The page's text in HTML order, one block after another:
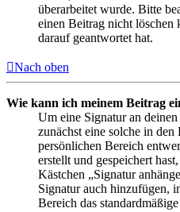
überarbeitet wurde. Bitte
einen Beitrag nicht löschen
darauf geantwortet hat.
Nach oben
Wie kann ich meinem Beitrag
Um eine Signatur an
zunächst eine solche in
persönlichen Bereich
erstellt und gespeichert
Kästchen „Signatur
Signatur auch hinzufügen,
Bereich das